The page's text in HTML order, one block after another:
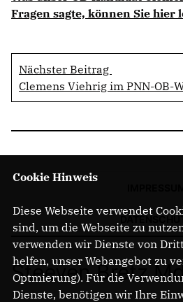
Fragen sagte, können Sie hier
Nächster Beitrag
Clemens Viehrig im PNN-OB-
Steeven Bretz
Cookie Hinweis
Diese Webseite verwendet
sind, um die Webseite zu
verwenden wir Dienste von
helfen, unser Webangebot zu
Optmierung). Für die
Dienste, benötigen wir Ihre